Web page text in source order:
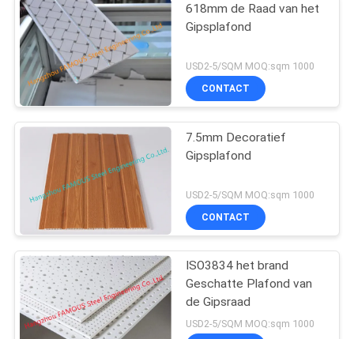
618mm de Raad van het
Gipsplafond
USD2-5/SQM MOQ:sqm 1000
CONTACT
7.5mm Decoratief
Gipsplafond
USD2-5/SQM MOQ:sqm 1000
CONTACT
ISO3834 het brand
Geschatte Plafond van
de Gipsraad
USD2-5/SQM MOQ:sqm 1000